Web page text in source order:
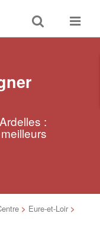
Toggle
search
Toggle
:
> Eure-et-Loir >